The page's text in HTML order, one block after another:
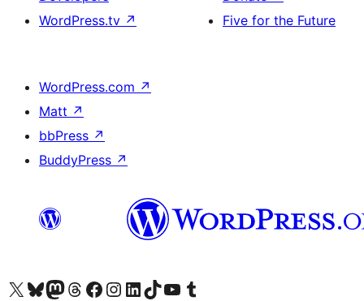
WordPress.tv ↗
Five for the Future
WordPress.com ↗
Matt ↗
bbPress ↗
BuddyPress ↗
Visit our X (formerly Twitter) account
Visit our Bluesky account
Visit our Mastodon account
Visit our Threads account
Visit our Facebook page
Visit our Instagram account
Visit our LinkedIn account
Visit our TikTok account
Visit our YouTube channel
Visit our Tumblr account